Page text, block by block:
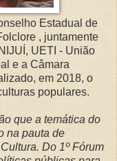
Estadual de
, juntamente
UETI - União
e a Câmara
em 2018, o
populares.
que a temática do
na pauta de
Do 1º Fórum